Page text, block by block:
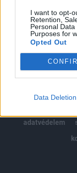
I want to opt-
Retention,
Personal
Purposes for
Opted Out
Data Deletion
MÁR
adatvédelem